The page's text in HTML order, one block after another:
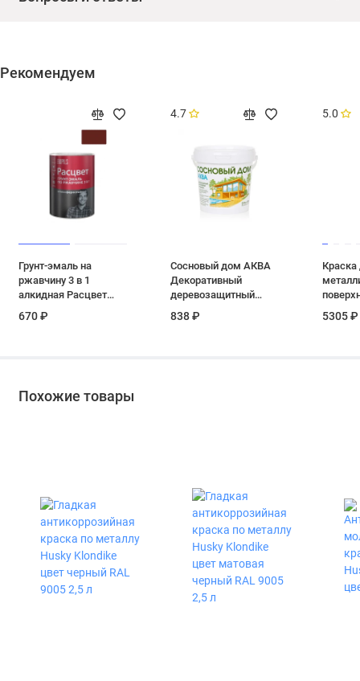
Рекомендуем
Грунт-эмаль на
ржавчину 3 в 1
алкидная Расцвет
0,9 кг
670 ₽
4.7
Сосновый дом АКВА
Декоративный
деревозащитный
л
838 ₽
5.0
Краска
5305 ₽
Похожие товары